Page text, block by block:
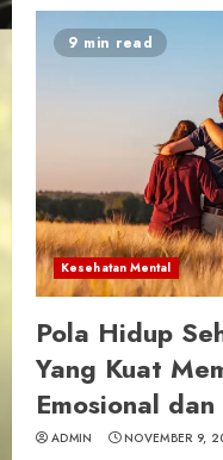
9 min read
Kesehatan Mental
Pola Hidup
Yang Kuat
Emosional
ADMIN NOVEMBER 9,